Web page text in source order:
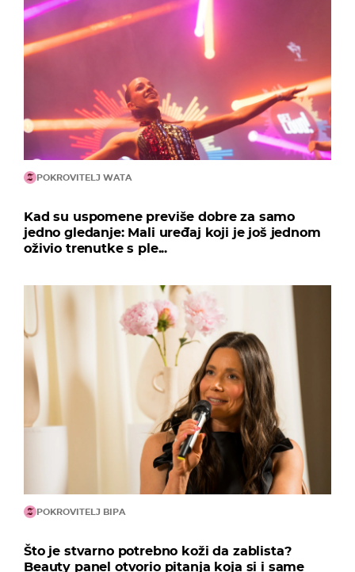
POKROVITELJ WATA
Kad su uspomene previše dobre za samo
jedno gledanje: Mali uređaj koji je još jednom
oživio trenutke s ple...
POKROVITELJ BIPA
Što je stvarno potrebno koži da zablista?
Beauty panel otvorio pitanja koja si i same